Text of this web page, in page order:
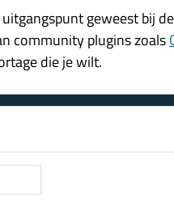
geweest bij
community plugins zoals
die je wilt.